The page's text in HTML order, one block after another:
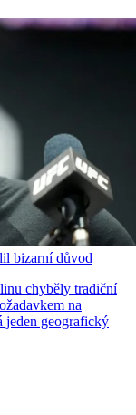
bizarní důvod
chyběly tradiční
na
jeden geografický